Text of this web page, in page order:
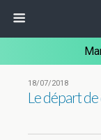
18/07/2018
Le départ